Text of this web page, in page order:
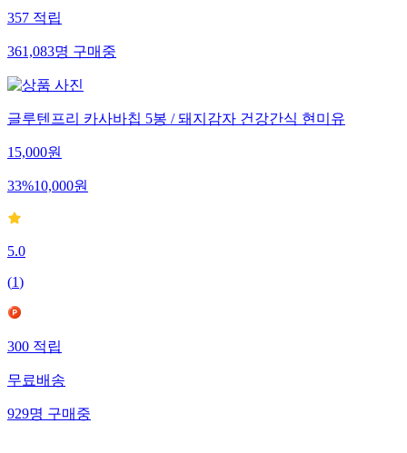
357 적립
361,083명 구매중
글루텐프리 카사바칩 5봉 / 돼지감자 건강간식 현미유
15,000원
33%10,000원
5.0
(1)
300 적립
무료배송
929명 구매중